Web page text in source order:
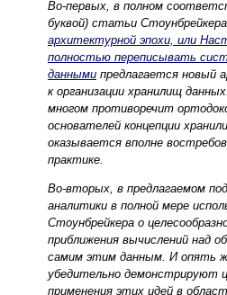
Во-первых, в полном
буквой) статьи
архитектурной эпохи, или
полностью переписывать
данными предлагается новый
к организации хранилищ
многом противоречит
основателей концепции
оказывается вполне
практике.
Во-вторых, в предлагаемом
аналитики в полной мере
Стоунбрейкера о
приближения вычислений над
самим этим данным. И опять
убедительно демонстрируют
применения этих идей в